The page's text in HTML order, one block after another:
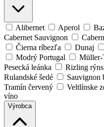
Alibernet Aperol
Cabernet Sauvignon
Čierna ríbezľa
Dunaj
Modrý Portugal
Müller-
Pesecká leánka
Rizling
Rulandské šedé
Sauvignon
Tramín červený
Veltlínske
víno
Výrobca